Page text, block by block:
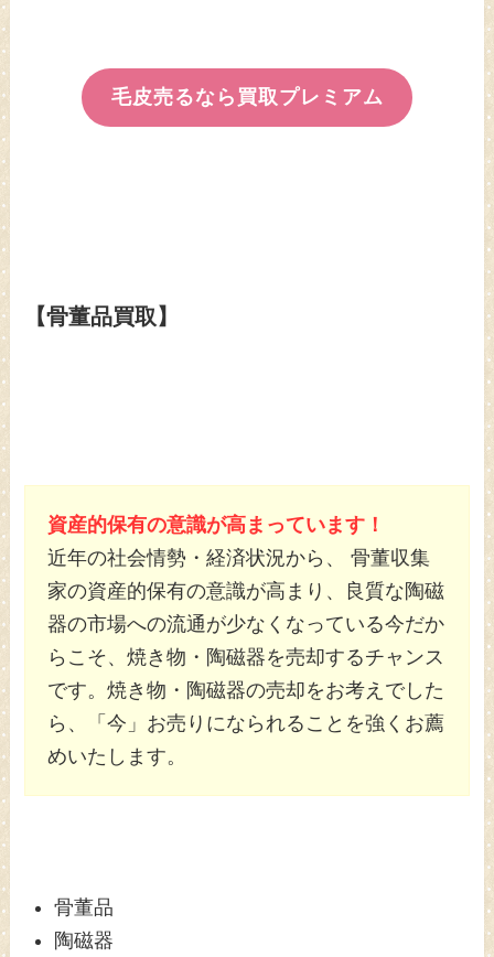
毛皮売るなら買取プレミアム
【骨董品買取】
資産的保有の意識が高まっています！
近年の社会情勢・経済状況から、 骨董収集
家の資産的保有の意識が高まり、良質な陶磁
器の市場への流通が少なくなっている今だか
らこそ、焼き物・陶磁器を売却するチャンス
です。焼き物・陶磁器の売却をお考えでした
ら、「今」お売りになられることを強くお薦
めいたします。
骨董品
陶磁器